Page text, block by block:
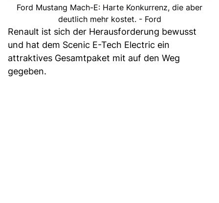
Ford Mustang Mach-E: Harte Konkurrenz, die aber
deutlich mehr kostet. - Ford
Renault ist sich der Herausforderung bewusst
und hat dem Scenic E-Tech Electric ein
attraktives Gesamtpaket mit auf den Weg
gegeben.